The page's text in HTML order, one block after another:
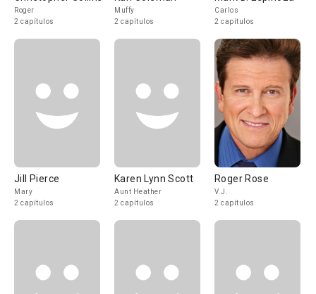
Roger
2 capítulos
Muffy
2 capítulos
Carlos
2 capítulos
Jill Pierce
Mary
2 capítulos
Karen Lynn Scott
Aunt Heather
2 capítulos
Roger Rose
V.J.
2 capítulos